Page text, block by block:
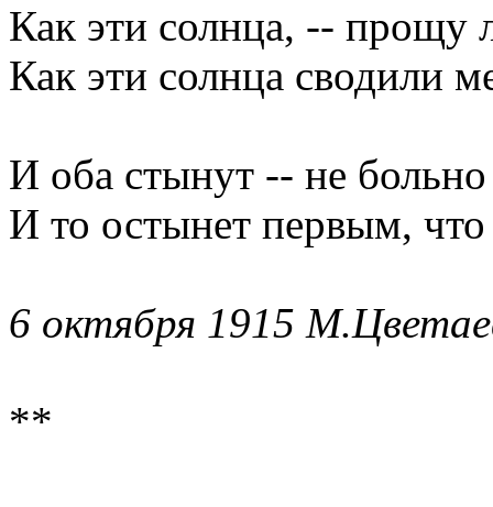
Как эти солнца, -- прощу
Как эти солнца сводили
И оба стынут -- не
И то остынет первым, что
6 октября 1915
**